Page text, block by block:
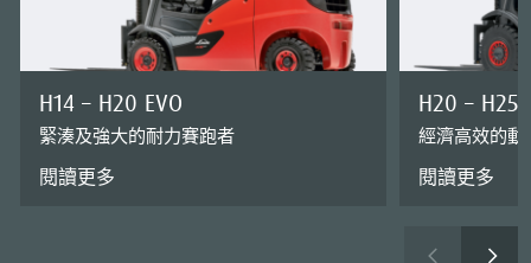
H14 – H20 EVO
緊湊及強大的耐力賽跑者
閱讀更多
H20 – H25
經濟高效的動
閱讀更多